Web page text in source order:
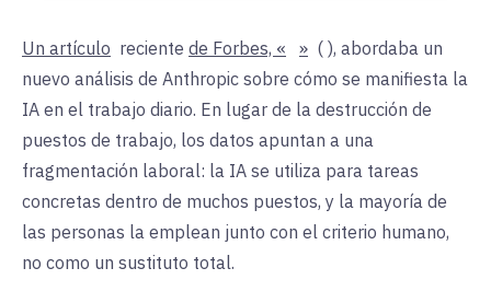
Un artículo reciente de Forbes, « » ( ), abordaba un
nuevo análisis de Anthropic sobre cómo se manifiesta la
IA en el trabajo diario. En lugar de la destrucción de
puestos de trabajo, los datos apuntan a una
fragmentación laboral: la IA se utiliza para tareas
concretas dentro de muchos puestos, y la mayoría de
las personas la emplean junto con el criterio humano,
no como un sustituto total.